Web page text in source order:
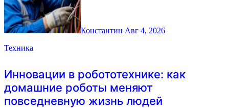
Константин Авг 4, 2026
Техника
Инновации в робототехнике: как
домашние роботы меняют
повседневную жизнь людей